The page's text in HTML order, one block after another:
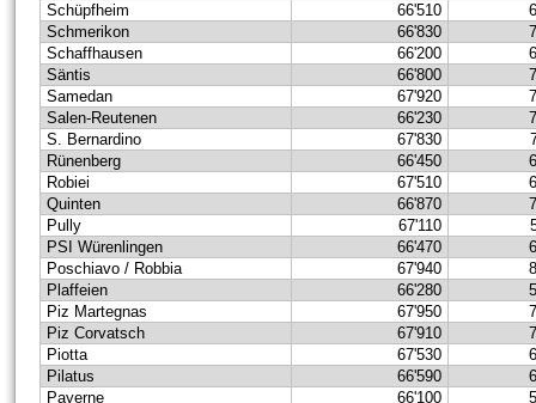
Schüpfheim
66'510
Schmerikon
66'830
Schaffhausen
66'200
Säntis
66'800
Samedan
67'920
Salen-Reutenen
66'230
S. Bernardino
67'830
Rünenberg
66'450
Robiei
67'510
Quinten
66'870
Pully
67'110
PSI Würenlingen
66'470
Poschiavo / Robbia
67'940
Plaffeien
66'280
Piz Martegnas
67'950
Piz Corvatsch
67'910
Piotta
67'530
Pilatus
66'590
Payerne
66'100